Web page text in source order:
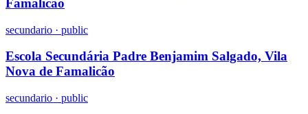
Famalicão
secundario · public
Escola Secundária Padre Benjamim Salgado, Vila
Nova de Famalicão
secundario · public